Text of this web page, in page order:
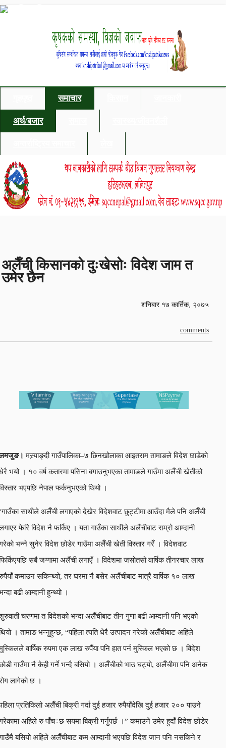
समाचार
अर्थ/बजार
अलैँची किसानको दुःखेसोः विदेश जाम त
उमेर छैन
शनिबार १७ कार्तिक, २०७५
comments
मस्र्याङ्दी गाउँपालिका–७ छिनखोलाका आइतराम तामाङले विदेश छाडेको
भयो । १० वर्ष कतारमा पसिना बगाउनुभएका तामाङले गाउँमा अलैँची खेतीको
भएपछि नेपाल फर्कनुभएको थियो ।
साथीले अलैँची लगाएको देखेर विदेशवाट छुट्टीमा आउँदा मैले पनि अलैँची
फेरि विदेश नै फर्किए । यता गाउँका साथीले अलैँचीबाट राम्रो आम्दानी
भन्ने सुनेर विदेश छोडेर गाउँमा अलैँची खेती विस्तार गरेँ । विदेशवाट
सबै जग्गामा अलैंची लगाएँ । विदेशमा जसोतसो वार्षिक तीनरचार लाख
कमाउन सकिन्थ्यो, तर घरमा नै बसेर अलैंंचीबाट मात्रै वार्षिक १० लाख
बढी आम्दानी हुन्थ्यो ।
चरणमा त विदेशको भन्दा अलैँचीबाट तीन गुणा बढी आम्दानी पनि भएको
। तामाङ भन्नुहुन्छ, “पहिला त्यति धेरै उत्पादन गरेको अलैँचीबाट अहिले
वार्षिक रुपमा एक लाख रुपैँया पनि हात पर्न मुस्किल भएको छ । विदेश
गाउँमा नै केही गर्ने भन्दै बसियो । अलैँचीको भाउ घट्यो, अलैँचीमा पनि अनेक
लागेको छ ।
प्रतिकिलो अलैँची बिक्री गर्दा दुई हजार रुपैयाँदेखि दुई हजार २०० पाउने
अहिले रु पाँच÷छ सयमा बिक्री गर्नुपर्छ ।” कमाउने उमेर हुदाँ विदेश छोडेर
बसियो अहिले अलैँचीबाट कम आम्दानी भएपछि विदेश जान पनि नसकिने र